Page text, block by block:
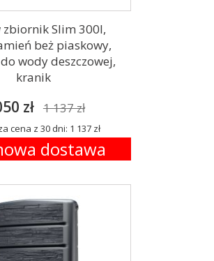
zbiornik Slim 300l,
beż piaskowy,
wody deszczowej,
kranik
zł 1 137 zł
cena z 30 dni: 1 137 zł
dostawa